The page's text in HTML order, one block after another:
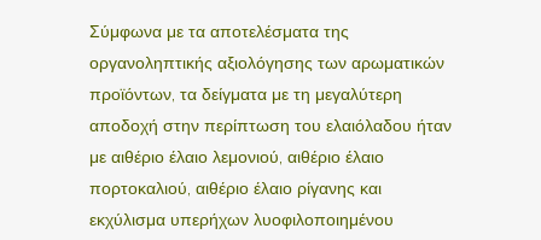
Σύμφωνα με τα αποτελέσματα της
οργανοληπτικής αξιολόγησης των αρωματικών
προϊόντων, τα δείγματα με τη μεγαλύτερη
αποδοχή στην περίπτωση του ελαιόλαδου ήταν
με αιθέριο έλαιο λεμονιού, αιθέριο έλαιο
πορτοκαλιού, αιθέριο έλαιο ρίγανης και
εκχύλισμα υπερήχων λυοφιλοποιημένου